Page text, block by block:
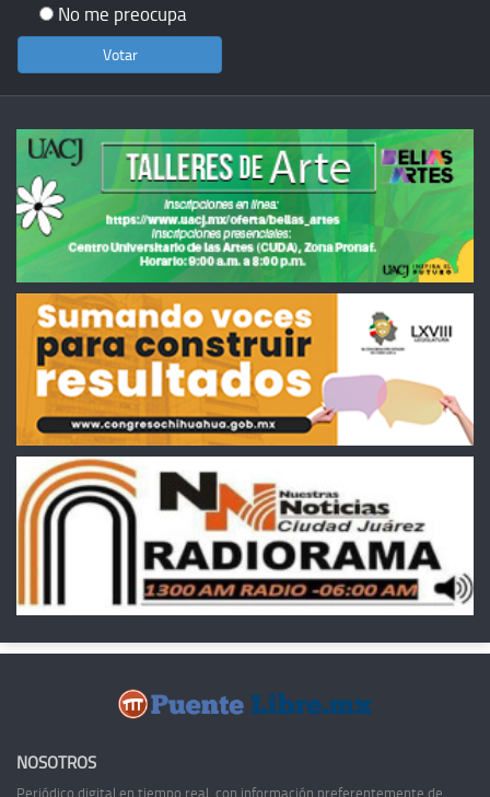
No me preocupa
NOSOTROS
Periódico digital en tiempo real, con información preferentemente de